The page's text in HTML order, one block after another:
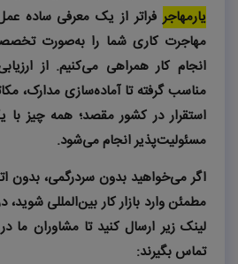
یار‌مهاجرفراتر از یک معرفی ساده
مهاجرت کاری شما را به‌صورت
انجام کار همراهی می‌کنیم. از
مناسب گرفته تا آماده‌سازی مدارک،
استقرار در کشور مقصد؛ همه چیز با
مسئولیت‌پذیر انجام می‌شود.
اگر می‌خواهید بدون سردرگمی، بدون
مطمئن وارد بازار کار بین‌المللی
لینک زیر ارسال کنید تا مشاوران ما
تماس بگیرند: